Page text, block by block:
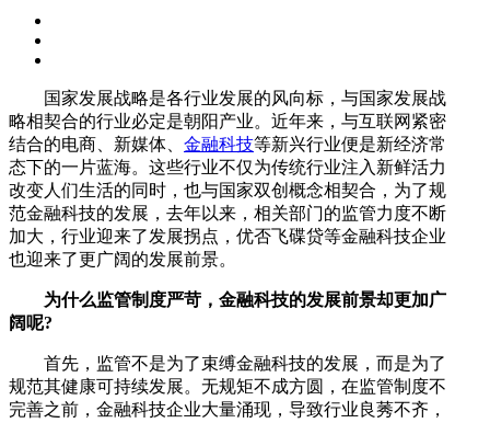
国家发展战略是各行业发展的风向标，与国家发展战
略相契合的行业必定是朝阳产业。近年来，与互联网紧密
结合的电商、新媒体、 金融科技等新兴行业便是新经济常
态下的一片蓝海。这些行业不仅为传统行业注入新鲜活力
改变人们生活的同时，也与国家双创概念相契合，为了规
范金融科技的发展，去年以来，相关部门的监管力度不断
加大，行业迎来了发展拐点，优否飞碟贷等金融科技企业
也迎来了更广阔的发展前景。
为什么监管制度严苛，金融科技的发展前景却更加广
阔呢?
首先，监管不是为了束缚金融科技的发展，而是为了
规范其健康可持续发展。无规矩不成方圆，在监管制度不
完善之前，金融科技企业大量涌现，导致行业良莠不齐，